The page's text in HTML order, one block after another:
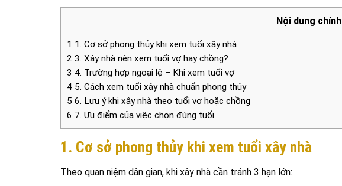
Nội dung chính
1 1. Cơ sở phong thủy khi xem tuổi xây nhà
2 3. Xây nhà nên xem tuổi vợ hay chồng?
3 4. Trường hợp ngoại lệ – Khi xem tuổi vợ
4 5. Cách xem tuổi xây nhà chuẩn phong thủy
5 6. Lưu ý khi xây nhà theo tuổi vợ hoặc chồng
6 7. Ưu điểm của việc chọn đúng tuổi
1. Cơ sở phong thủy khi xem tuổi xây nhà
Theo quan niệm dân gian, khi xây nhà cần tránh 3 hạn lớn: